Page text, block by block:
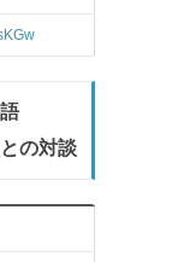
の対談